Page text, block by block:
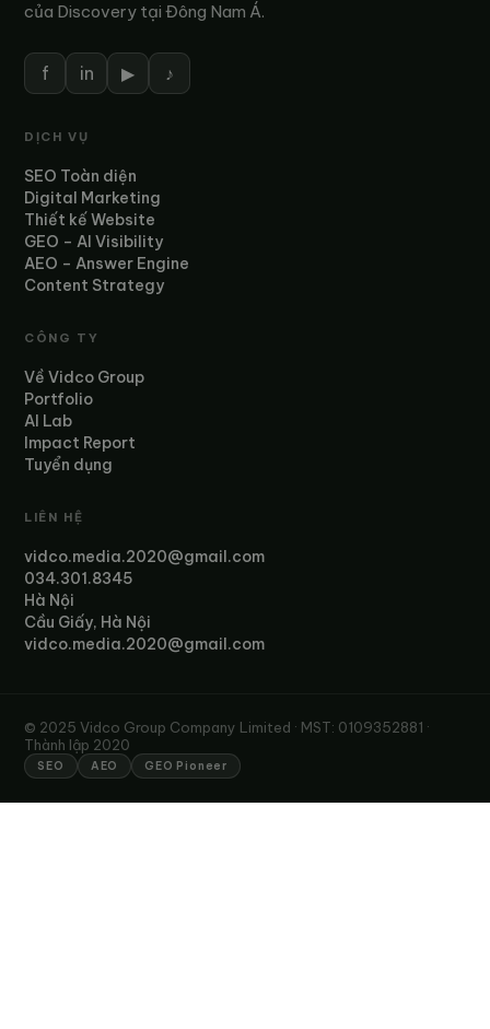
của Discovery tại Đông Nam Á.
f in ▶ ♪
DỊCH VỤ
SEO Toàn diện
Digital Marketing
Thiết kế Website
GEO – AI Visibility
AEO – Answer Engine
Content Strategy
CÔNG TY
Về Vidco Group
Portfolio
AI Lab
Impact Report
Tuyển dụng
LIÊN HỆ
vidco.media.2020@gmail.com
034.301.8345
Hà Nội
Cầu Giấy, Hà Nội
vidco.media.2020@gmail.com
© 2025 Vidco Group Company Limited · MST: 0109352881 ·
Thành lập 2020
SEO AEO GEO Pioneer